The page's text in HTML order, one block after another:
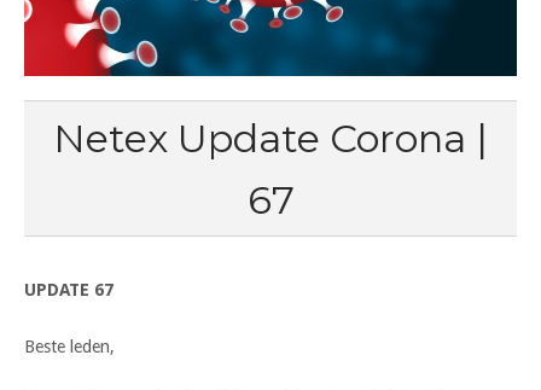
Netex Update Corona |
67
UPDATE 67
Beste leden,